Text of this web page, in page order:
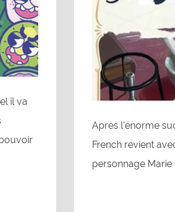
il va
Après l’énorme
French revient
personnage Marie